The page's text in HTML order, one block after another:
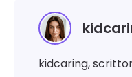
kidcaring,